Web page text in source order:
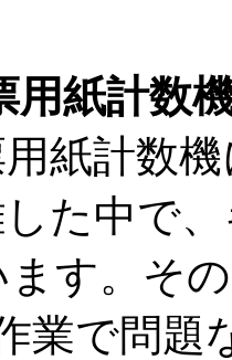
用紙計数
紙計数
た中で
す。そ
業で問